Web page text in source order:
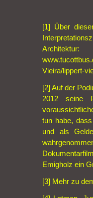
[1] Über
Vieira/lippert-
[2] Auf der
2012 seine
tun habe,
und als
Emigholz ein
[3] Mehr zu